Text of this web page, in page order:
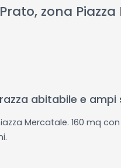
zona
abitabile e ampi
Mercatale. 160 mq